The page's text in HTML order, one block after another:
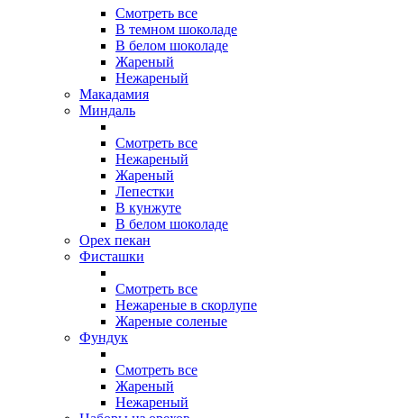
Смотреть все
В темном шоколаде
В белом шоколаде
Жареный
Нежареный
Макадамия
Миндаль
Смотреть все
Нежареный
Жареный
Лепестки
В кунжуте
В белом шоколаде
Орех пекан
Фисташки
Смотреть все
Нежареные в скорлупе
Жареные соленые
Фундук
Смотреть все
Жареный
Нежареный